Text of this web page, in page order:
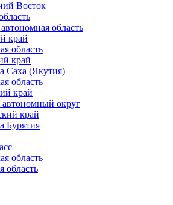
Восток
область
край
область
край
Саха (Якутия)
область
край
автономный округ
край
Бурятия
область
область